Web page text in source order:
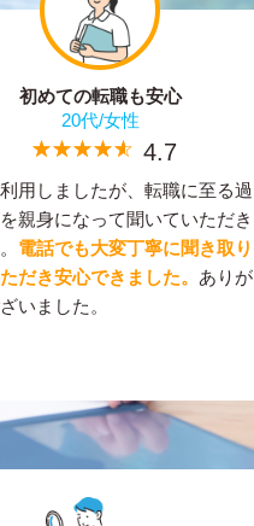
初めての転職も安心
20代/女性
★★★★★
☆☆☆☆☆ 4.7
用しましたが、転職に至る過
親身になって聞いていただき
電話でも大変丁寧に聞き取り
だき安心できました。 ありが
いました。